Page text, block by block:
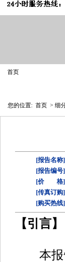
首页
您的位置: 首页 > 细
[报告名称]
[报告编号]
[价 格]
[传真订购]
[购买热线]
【引言】
本报告